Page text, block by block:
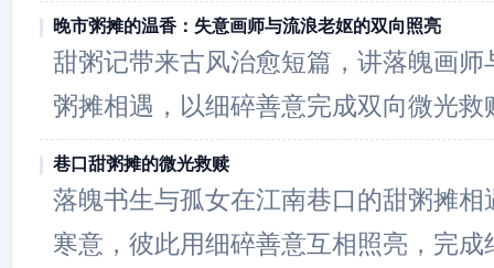
晚市粥摊的温香：失意画师与流浪老妪的双向照亮
甜粥记带来古风治愈短篇，讲落魄画师
粥摊相遇，以细碎善意完成双向微光救
巷口甜粥摊的微光救赎
落魄书生与孤女在江南巷口的甜粥摊相
寒意，彼此用细碎善意互相照亮，完成